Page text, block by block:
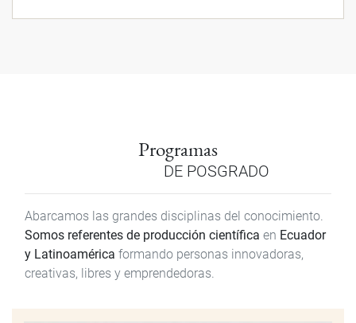
Programas
DE POSGRADO
Abarcamos las grandes disciplinas del conocimiento.
Somos referentes de producción científica en Ecuador
y Latinoamérica formando personas innovadoras,
creativas, libres y emprendedoras.